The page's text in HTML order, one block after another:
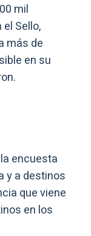
mil
Sello,
más de
en su
encuesta
y a destinos
que viene
en los